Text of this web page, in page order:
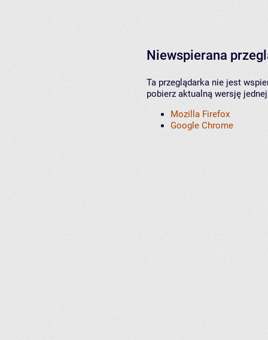
Niewspierana
Ta przeglądarka nie jest
pobierz aktualną wersję
Mozilla Firefox
Google Chrome